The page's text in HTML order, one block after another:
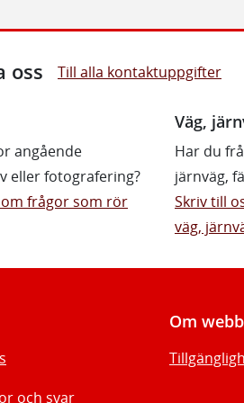
oss Till alla kontaktuppgifter
angående
eller fotografering?
frågor som rör
Väg,
Har du
järnväg,
Skriv till
väg,
och svar
Om